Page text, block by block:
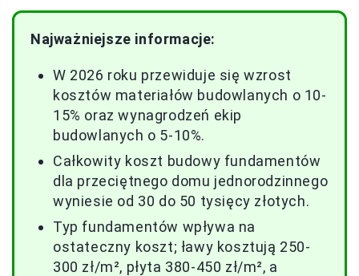
Najważniejsze informacje:
W 2026 roku przewiduje się wzrost
kosztów materiałów budowlanych o 10-
15% oraz wynagrodzeń ekip
budowlanych o 5-10%.
Całkowity koszt budowy fundamentów
dla przeciętnego domu jednorodzinnego
wyniesie od 30 do 50 tysięcy złotych.
Typ fundamentów wpływa na
ostateczny koszt; ławy kosztują 250-
300 zł/m², płyta 380-450 zł/m², a